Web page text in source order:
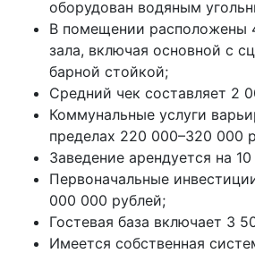
оборудован водяным
В помещении расположены
зала, включая основной с
барной стойкой;
Средний чек составляет 2
Коммунальные услуги
пределах 220 000–320 000
Заведение арендуется на 10
Первоначальные
000 000 рублей;
Гостевая база включает 3
Имеется собственная